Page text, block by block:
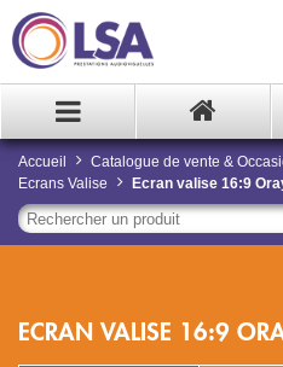
Accueil Catalogue de vente &
Ecrans Valise
Ecran valise 16:9
ECRAN VALISE 16:9